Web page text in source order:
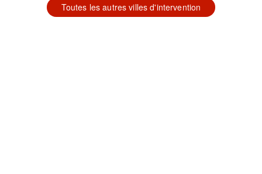
Toutes les autres villes d'intervention